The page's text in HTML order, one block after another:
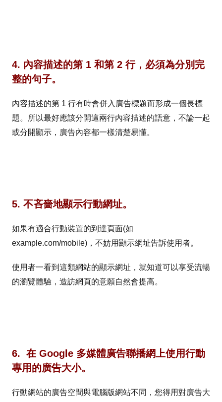
4. 內容描述的第 1 和第 2 行，必須為分別 完
整的句子。
內容描述的第 1 行有時會併入廣告標題而形成一個長標
題。所以最好應該分開這兩行內容描述的語意，不論一起
或分開顯示，廣告內容都一樣清楚易懂。
5. 不吝嗇地顯示行動網址。
如果有適合行動裝置的到達頁面(如
example.com/mobile)，不妨用顯示網址告訴使用者。
使用者一看到這類網站的顯示網址，就知道可以享受流暢
的瀏覽體驗，造訪網頁的意願自然會提高。
6. 在 Google 多媒體廣告聯播網上使用行動
專用的廣告大小。
行動網站的廣告空間與電腦版網站不同，您得用對廣告大